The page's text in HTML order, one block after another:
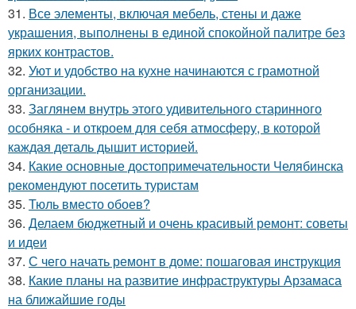
31. Все элементы, включая мебель, стены и даже
украшения, выполнены в единой спокойной палитре без
ярких контрастов.
32. Уют и удобство на кухне начинаются с грамотной
организации.
33. Заглянем внутрь этого удивительного старинного
особняка - и откроем для себя атмосферу, в которой
каждая деталь дышит историей.
34. Какие основные достопримечательности Челябинска
рекомендуют посетить туристам
35. Тюль вместо обоев?
36. Делаем бюджетный и очень красивый ремонт: советы
и идеи
37. С чего начать ремонт в доме: пошаговая инструкция
38. Какие планы на развитие инфраструктуры Арзамаса
на ближайшие годы